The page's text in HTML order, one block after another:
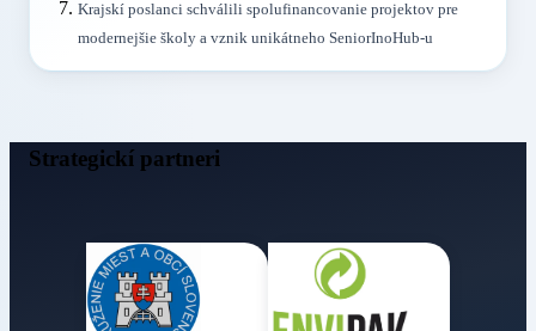
Krajskí poslanci schválili spolufinancovanie projektov pre
modernejšie školy a vznik unikátneho SeniorInoHub-u
Strategickí partneri